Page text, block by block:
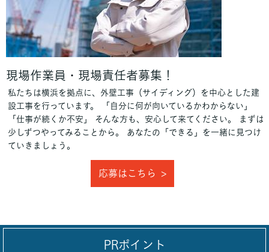
現場作業員・現場責任者募集！
私たちは横浜を拠点に、外壁工事（サイディング）を中心とした建
設工事を行っています。 「自分に何が向いているかわからない」
「仕事が続くか不安」 そんな方も、安心して来てください。 まずは
少しずつやってみることから。 あなたの「できる」を一緒に見つけ
ていきましょう。
応募はこちら
PRポイント